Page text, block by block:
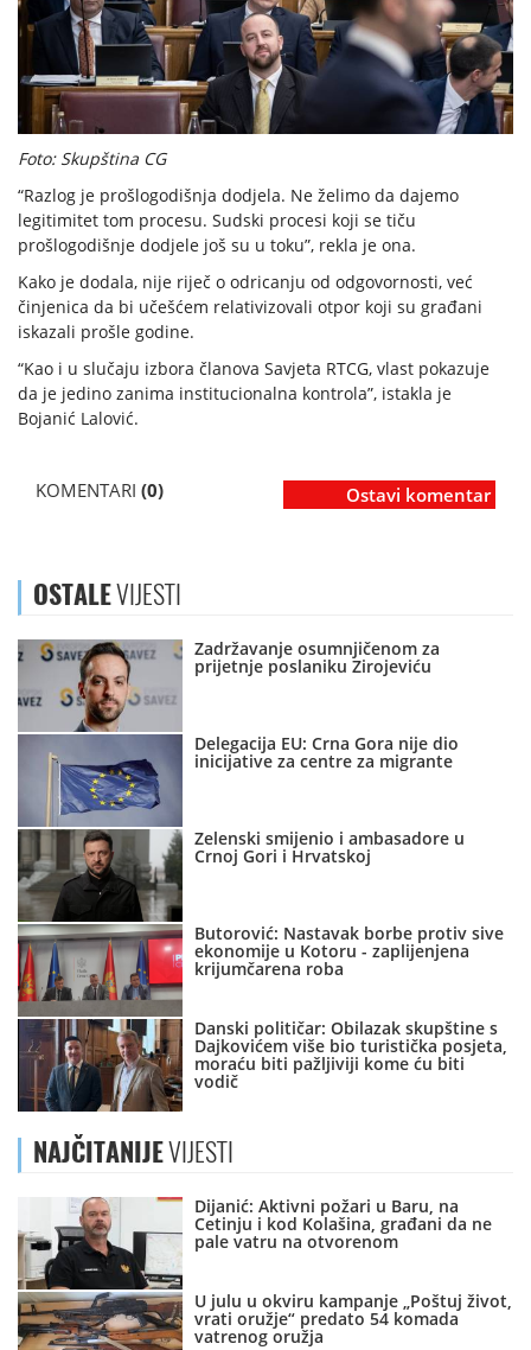
Foto: Skupština CG
“Razlog je prošlogodišnja dodjela. Ne želimo da dajemo
legitimitet tom procesu. Sudski procesi koji se tiču
prošlogodišnje dodjele još su u toku”, rekla je ona.
Kako je dodala, nije riječ o odricanju od odgovornosti, već
činjenica da bi učešćem relativizovali otpor koji su građani
iskazali prošle godine.
“Kao i u slučaju izbora članova Savjeta RTCG, vlast pokazuje
da je jedino zanima institucionalna kontrola”, istakla je
Bojanić Lalović.
KOMENTARI (0) Ostavi komentar
OSTALEVIJESTI
Zadržavanje osumnjičenom za
prijetnje poslaniku Zirojeviću
Delegacija EU: Crna Gora nije dio
inicijative za centre za migrante
Zelenski smijenio i ambasadore u
Crnoj Gori i Hrvatskoj
Butorović: Nastavak borbe protiv sive
ekonomije u Kotoru - zaplijenjena
krijumčarena roba
Danski političar: Obilazak skupštine s
Dajkovićem više bio turistička posjeta,
moraću biti pažljiviji kome ću biti
vodič
NAJČITANIJEVIJESTI
Dijanić: Aktivni požari u Baru, na
Cetinju i kod Kolašina, građani da ne
pale vatru na otvorenom
U julu u okviru kampanje „Poštuj život,
vrati oružje“ predato 54 komada
vatrenog oružja